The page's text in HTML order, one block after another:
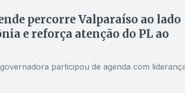
percorre Valparaíso ao lado
e reforça atenção do PL ao
participou de agenda com